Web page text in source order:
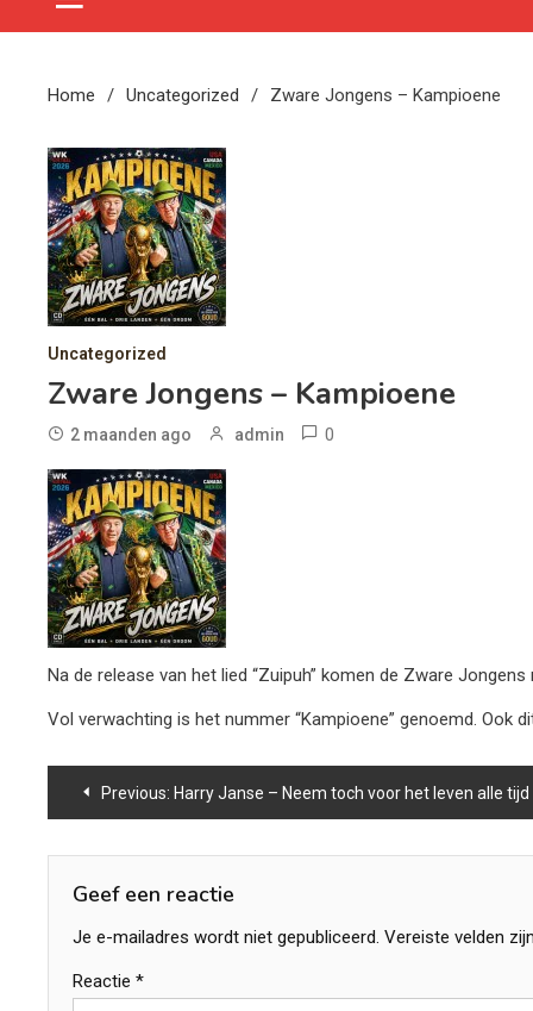
Home Uncategorized Zware Jongens – Kampioene
Uncategorized
Zware Jongens – Kampioene
2 maanden ago admin 0
Na de release van het lied “Zuipuh” komen de Zware
Vol verwachting is het nummer “Kampioene” genoemd. Ook
Bericht
navigatie
Previous: Harry Janse – Neem toch voor het leven alle tijd
Geef een reactie
Je e-mailadres wordt niet gepubliceerd. Vereiste velden
Reactie *